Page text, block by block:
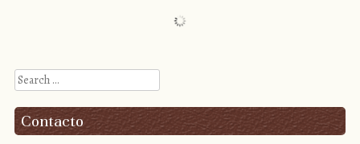
Search
Contacto